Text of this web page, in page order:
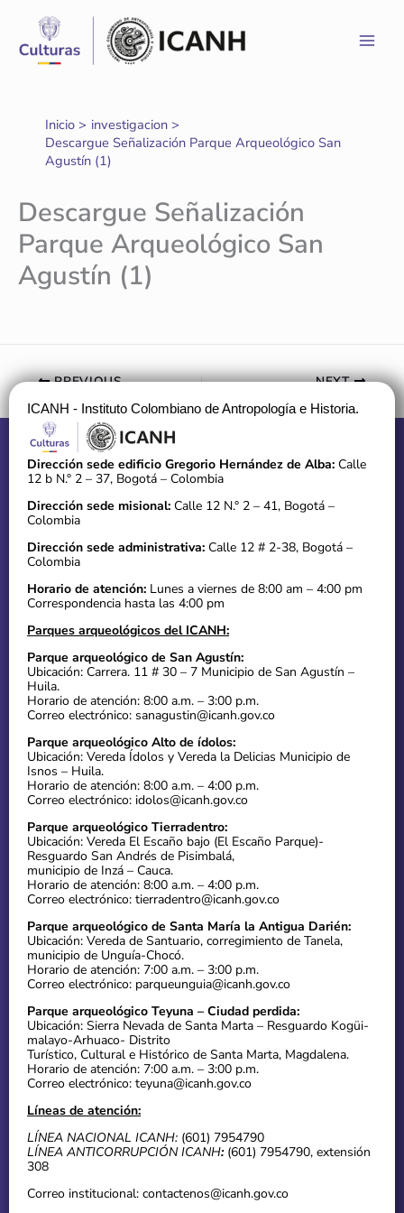
contenido
Inicio
investigacion
Descargue Señalización Parque Arqueológico San
Agustín (1)
Descargue Señalización
Parque Arqueológico San
Agustín (1)
PREVIOUS NEXT
ICANH - Instituto Colombiano de Antropología e Historia.
Dirección sede edificio Gregorio Hernández de Alba: Calle
12 b N.° 2 – 37, Bogotá – Colombia
Dirección sede misional: Calle 12 N.° 2 – 41, Bogotá –
Colombia
Dirección sede administrativa: Calle 12 # 2-38, Bogotá –
Colombia
Horario de atención: Lunes a viernes de 8:00 am – 4:00 pm
Correspondencia hasta las 4:00 pm
Parques arqueológicos del ICANH:
Parque arqueológico de San Agustín:
Ubicación: Carrera. 11 # 30 – 7 Municipio de San Agustín –
Huila.
Horario de atención: 8:00 a.m. – 3:00 p.m.
Correo electrónico: sanagustin@icanh.gov.co
Parque arqueológico Alto de ídolos:
Ubicación: Vereda Ídolos y Vereda la Delicias Municipio de
Isnos – Huila.
Horario de atención: 8:00 a.m. – 4:00 p.m.
Correo electrónico: idolos@icanh.gov.co
Parque arqueológico Tierradentro:
Ubicación: Vereda El Escaño bajo (El Escaño Parque)-
Resguardo San Andrés de Pisimbalá,
municipio de Inzá – Cauca.
Horario de atención: 8:00 a.m. – 4:00 p.m.
Correo electrónico: tierradentro@icanh.gov.co
Parque arqueológico de Santa María la Antigua Darién:
Ubicación: Vereda de Santuario, corregimiento de Tanela,
municipio de Unguía-Chocó.
Horario de atención: 7:00 a.m. – 3:00 p.m.
Correo electrónico: parqueunguia@icanh.gov.co
Parque arqueológico Teyuna – Ciudad perdida:
Ubicación: Sierra Nevada de Santa Marta – Resguardo Kogüi-
malayo-Arhuaco- Distrito
Turístico, Cultural e Histórico de Santa Marta, Magdalena.
Horario de atención: 7:00 a.m. – 3:00 p.m.
Correo electrónico: teyuna@icanh.gov.co
Líneas de atención:
LÍNEA NACIONAL ICANH: (601) 7954790
LÍNEA ANTICORRUPCIÓN ICANH: (601) 7954790, extensión
308
Correo institucional: contactenos@icanh.gov.co